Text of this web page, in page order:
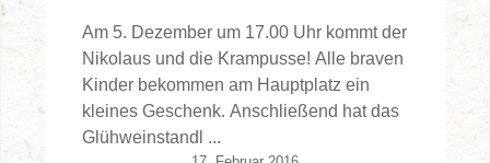
Am 5. Dezember um 17.00 Uhr kommt der
Nikolaus und die Krampusse! Alle braven
Kinder bekommen am Hauptplatz ein
kleines Geschenk. Anschließend hat das
Glühweinstandl ...